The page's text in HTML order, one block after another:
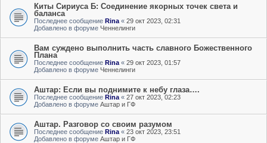
Киты Сириуса Б: Соединение якорных точек света и
баланса
Последнее сообщение Rina « 29 окт 2023, 02:31
Добавлено в форуме Ченнелинги
Вам суждено выполнить часть славного Божественного
Плана
Последнее сообщение Rina « 29 окт 2023, 01:57
Добавлено в форуме Ченнелинги
Аштар: Если вы поднимите к небу глаза….
Последнее сообщение Rina « 27 окт 2023, 02:23
Добавлено в форуме Аштар и ГФ
Аштар. Разговор со своим разумом
Последнее сообщение Rina « 23 окт 2023, 23:51
Добавлено в форуме Аштар и ГФ